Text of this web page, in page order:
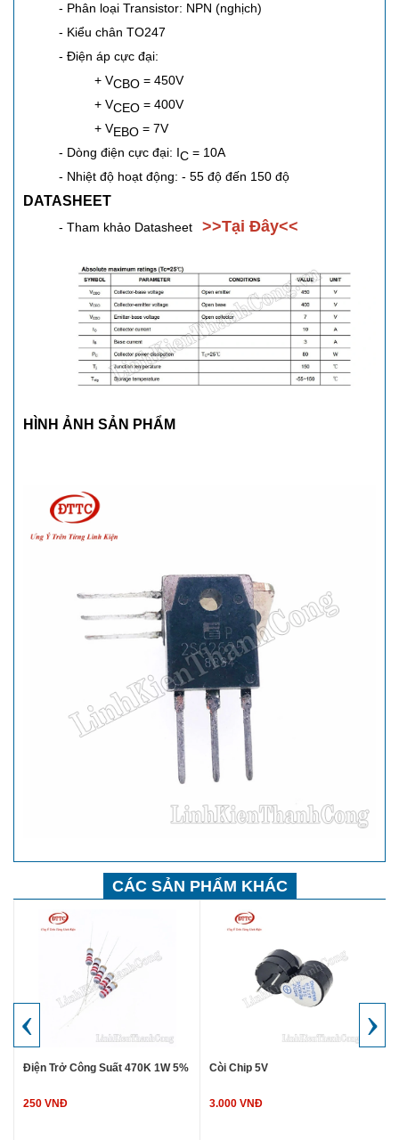
- Phân loại Transistor: NPN (nghịch)
- Kiểu chân TO247
- Điện áp cực đại:
+ VCBO = 450V
+ VCEO = 400V
+ VEBO = 7V
- Dòng điện cực đại: IC = 10A
- Nhiệt độ hoạt động: - 55 độ đến 150 độ
DATASHEET
- Tham khảo Datasheet >>Tại Đây<<
HÌNH ẢNH SẢN PHẨM
CÁC SẢN PHẨM KHÁC
Điện Trở Công Suất 470K 1W 5%
250 VNĐ
Còi Chip 5V
3.000 VNĐ
‹ ›